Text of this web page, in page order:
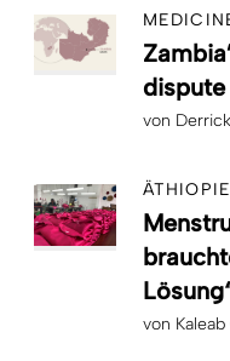
von
von